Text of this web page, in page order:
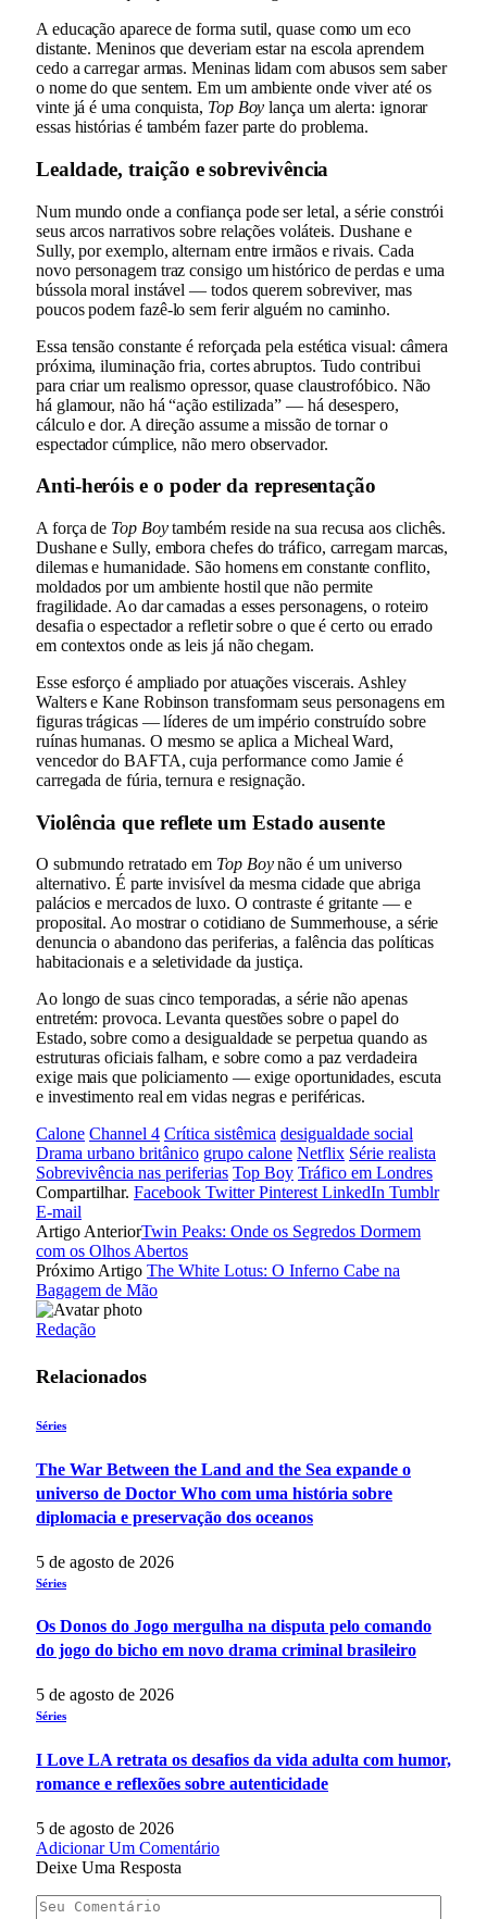
A educação aparece de forma sutil, quase como um eco
distante. Meninos que deveriam estar na escola aprendem
cedo a carregar armas. Meninas lidam com abusos sem saber
o nome do que sentem. Em um ambiente onde viver até os
vinte já é uma conquista, Top Boy lança um alerta: ignorar
essas histórias é também fazer parte do problema.
Lealdade, traição e sobrevivência
Num mundo onde a confiança pode ser letal, a série constrói
seus arcos narrativos sobre relações voláteis. Dushane e
Sully, por exemplo, alternam entre irmãos e rivais. Cada
novo personagem traz consigo um histórico de perdas e uma
bússola moral instável — todos querem sobreviver, mas
poucos podem fazê-lo sem ferir alguém no caminho.
Essa tensão constante é reforçada pela estética visual: câmera
próxima, iluminação fria, cortes abruptos. Tudo contribui
para criar um realismo opressor, quase claustrofóbico. Não
há glamour, não há “ação estilizada” — há desespero,
cálculo e dor. A direção assume a missão de tornar o
espectador cúmplice, não mero observador.
Anti-heróis e o poder da representação
A força de Top Boytambém reside na sua recusa aos clichês.
Dushane e Sully, embora chefes do tráfico, carregam marcas,
dilemas e humanidade. São homens em constante conflito,
moldados por um ambiente hostil que não permite
fragilidade. Ao dar camadas a esses personagens, o roteiro
desafia o espectador a refletir sobre o que é certo ou errado
em contextos onde as leis já não chegam.
Esse esforço é ampliado por atuações viscerais. Ashley
Walters e Kane Robinson transformam seus personagens em
figuras trágicas — líderes de um império construído sobre
ruínas humanas. O mesmo se aplica a Micheal Ward,
vencedor do BAFTA, cuja performance como Jamie é
carregada de fúria, ternura e resignação.
Violência que reflete um Estado ausente
O submundo retratado em Top Boynão é um universo
alternativo. É parte invisível da mesma cidade que abriga
palácios e mercados de luxo. O contraste é gritante — e
proposital. Ao mostrar o cotidiano de Summerhouse, a série
denuncia o abandono das periferias, a falência das políticas
habitacionais e a seletividade da justiça.
Ao longo de suas cinco temporadas, a série não apenas
entretém: provoca. Levanta questões sobre o papel do
Estado, sobre como a desigualdade se perpetua quando as
estruturas oficiais falham, e sobre como a paz verdadeira
exige mais que policiamento — exige oportunidades, escuta
e investimento real em vidas negras e periféricas.
Calone Channel 4 Crítica sistêmica desigualdade social
Drama urbano britânico grupo calone Netflix Série realista
Sobrevivência nas periferias Top Boy Tráfico em Londres
Compartilhar. Facebook Twitter Pinterest LinkedIn Tumblr
E-mail
Artigo AnteriorTwin Peaks: Onde os Segredos Dormem
com os Olhos Abertos
Próximo Artigo The White Lotus: O Inferno Cabe na
Bagagem de Mão
Redação
Relacionados
Séries
The War Between the Land and the Sea expande o
universo de Doctor Who com uma história sobre
diplomacia e preservação dos oceanos
5 de agosto de 2026
Séries
Os Donos do Jogo mergulha na disputa pelo comando
do jogo do bicho em novo drama criminal brasileiro
5 de agosto de 2026
Séries
I Love LA retrata os desafios da vida adulta com humor,
romance e reflexões sobre autenticidade
5 de agosto de 2026
Adicionar Um Comentário
Deixe Uma Resposta